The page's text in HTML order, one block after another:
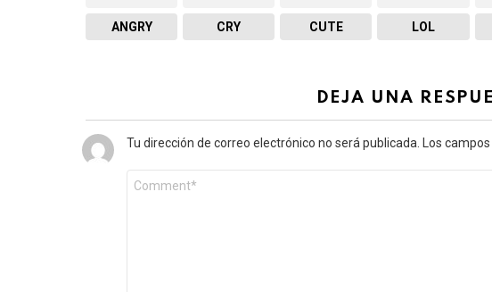
ANGRY CRY CUTE LOL
DEJA UNA
Tu dirección de correo electrónico no será publicada. Los